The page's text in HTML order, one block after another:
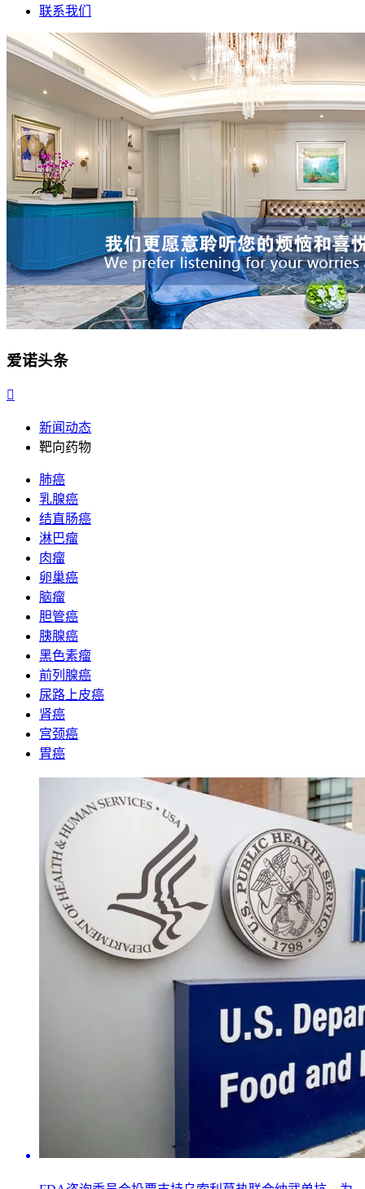
联系我们
爱诺头条

新闻动态
靶向药物
肺癌
乳腺癌
结直肠癌
淋巴瘤
肉瘤
卵巢癌
脑瘤
胆管癌
胰腺癌
黑色素瘤
前列腺癌
尿路上皮癌
肾癌
宫颈癌
胃癌